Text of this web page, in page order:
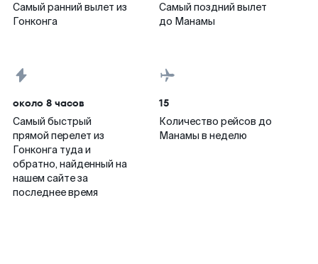
Самый ранний вылет из
Гонконга
Самый поздний вылет
до Манамы
около 8 часов
Самый быстрый
прямой перелет из
Гонконга туда и
обратно, найденный на
нашем сайте за
последнее время
15
Количество рейсов до
Манамы в неделю